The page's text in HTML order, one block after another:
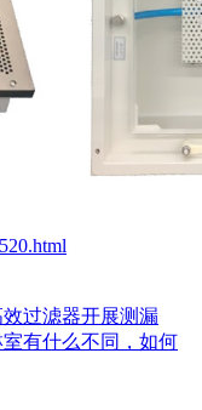
过滤器开展测漏
有什么不同，如何